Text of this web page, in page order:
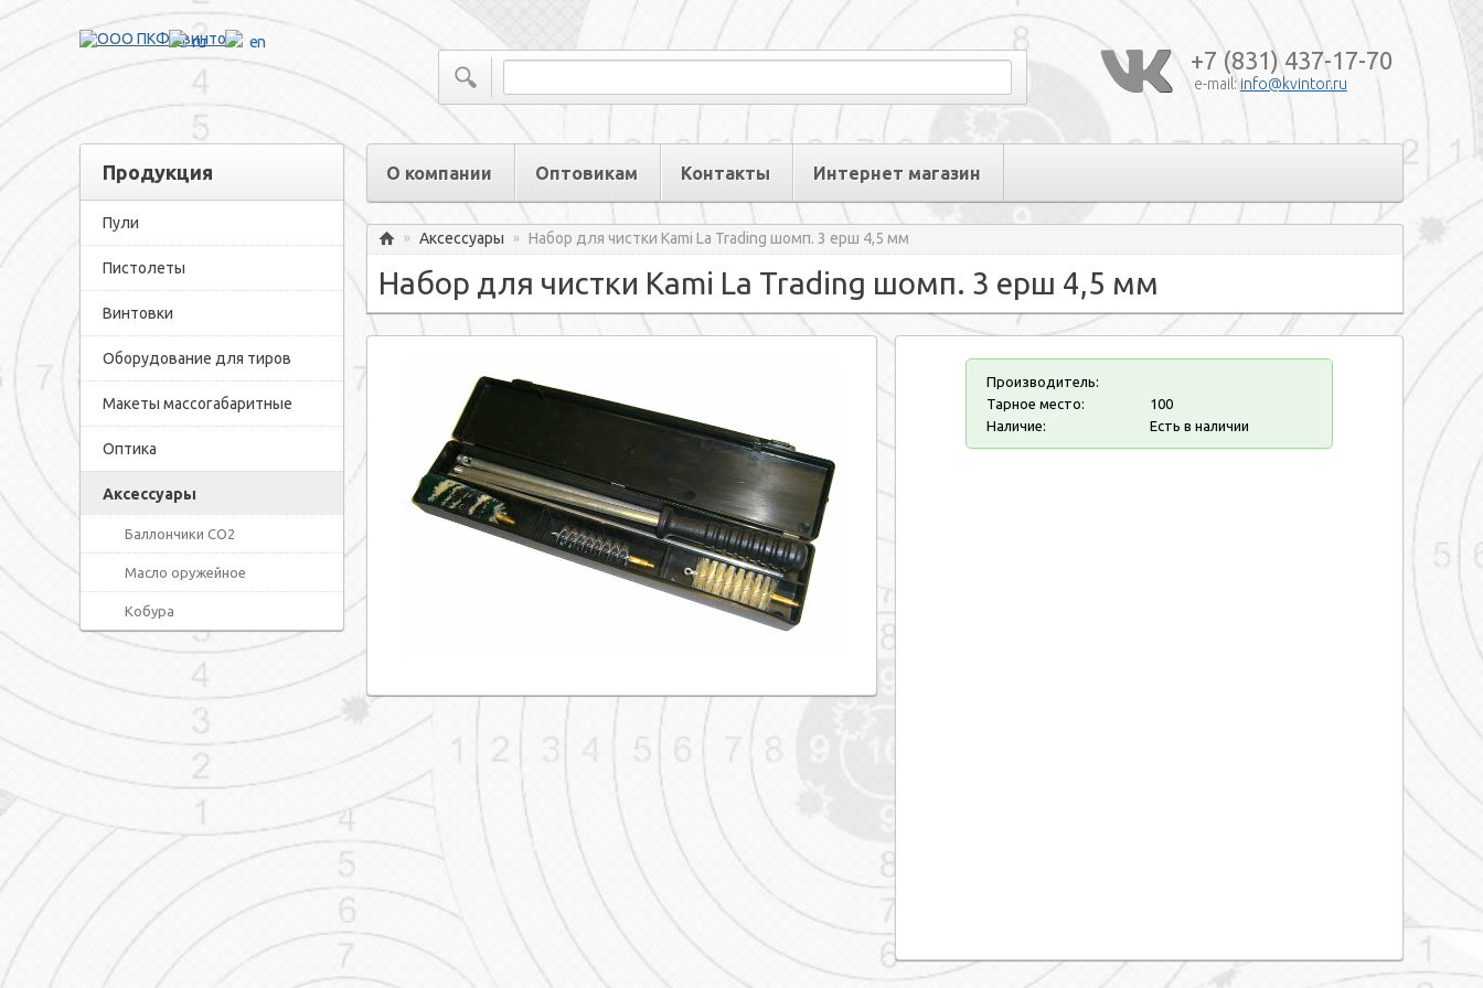
ru en
+7 (831) 437-17-70
e-mail:info@kvintor.ru
Продукция
Пули
Пистолеты
Винтовки
Оборудование для тиров
Макеты массогабаритные
Оптика
Аксессуары
Баллончики СО2
Масло оружейное
Кобура
О компании Оптовикам Контакты Интернет магазин
Главная
» Аксессуары » Набор для чистки Kami La Trading шомп. 3 ерш 4,5 мм
Набор для чистки Kami La Trading шомп. 3 ерш 4,5 мм
Производитель:
Тарное место:
100
Наличие:
Есть в наличии